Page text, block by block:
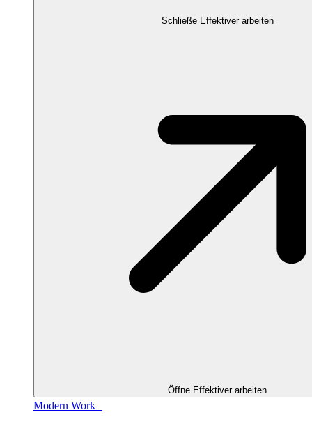
Schließe Effektiver arbeiten
Öffne Effektiver arbeiten
Modern Work